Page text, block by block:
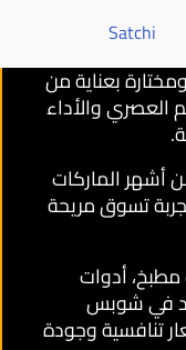
Satchi
بعناية من
العصري والأداء
أشهر الماركات
تسوق مريحة
أدوات
في شوبس
تنافسية وجودة